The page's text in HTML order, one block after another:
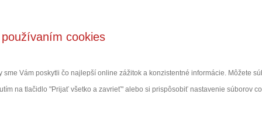
cookies
sme Vám poskytli čo najlepší online zážitok a konzistentné informácie. Môžete
na tlačidlo "Prijať všetko a zavrieť" alebo si prispôsobiť nastavenie súborov
051 404